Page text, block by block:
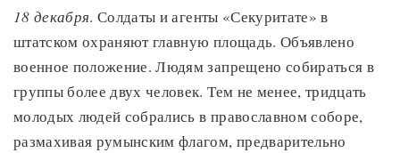
18 декабря. Солдаты и агенты «Секуритате» в
штатском охраняют главную площадь. Объявлено
военное положение. Людям запрещено собираться в
группы более двух человек. Тем не менее, тридцать
молодых людей собрались в православном соборе,
размахивая румынским флагом, предварительно